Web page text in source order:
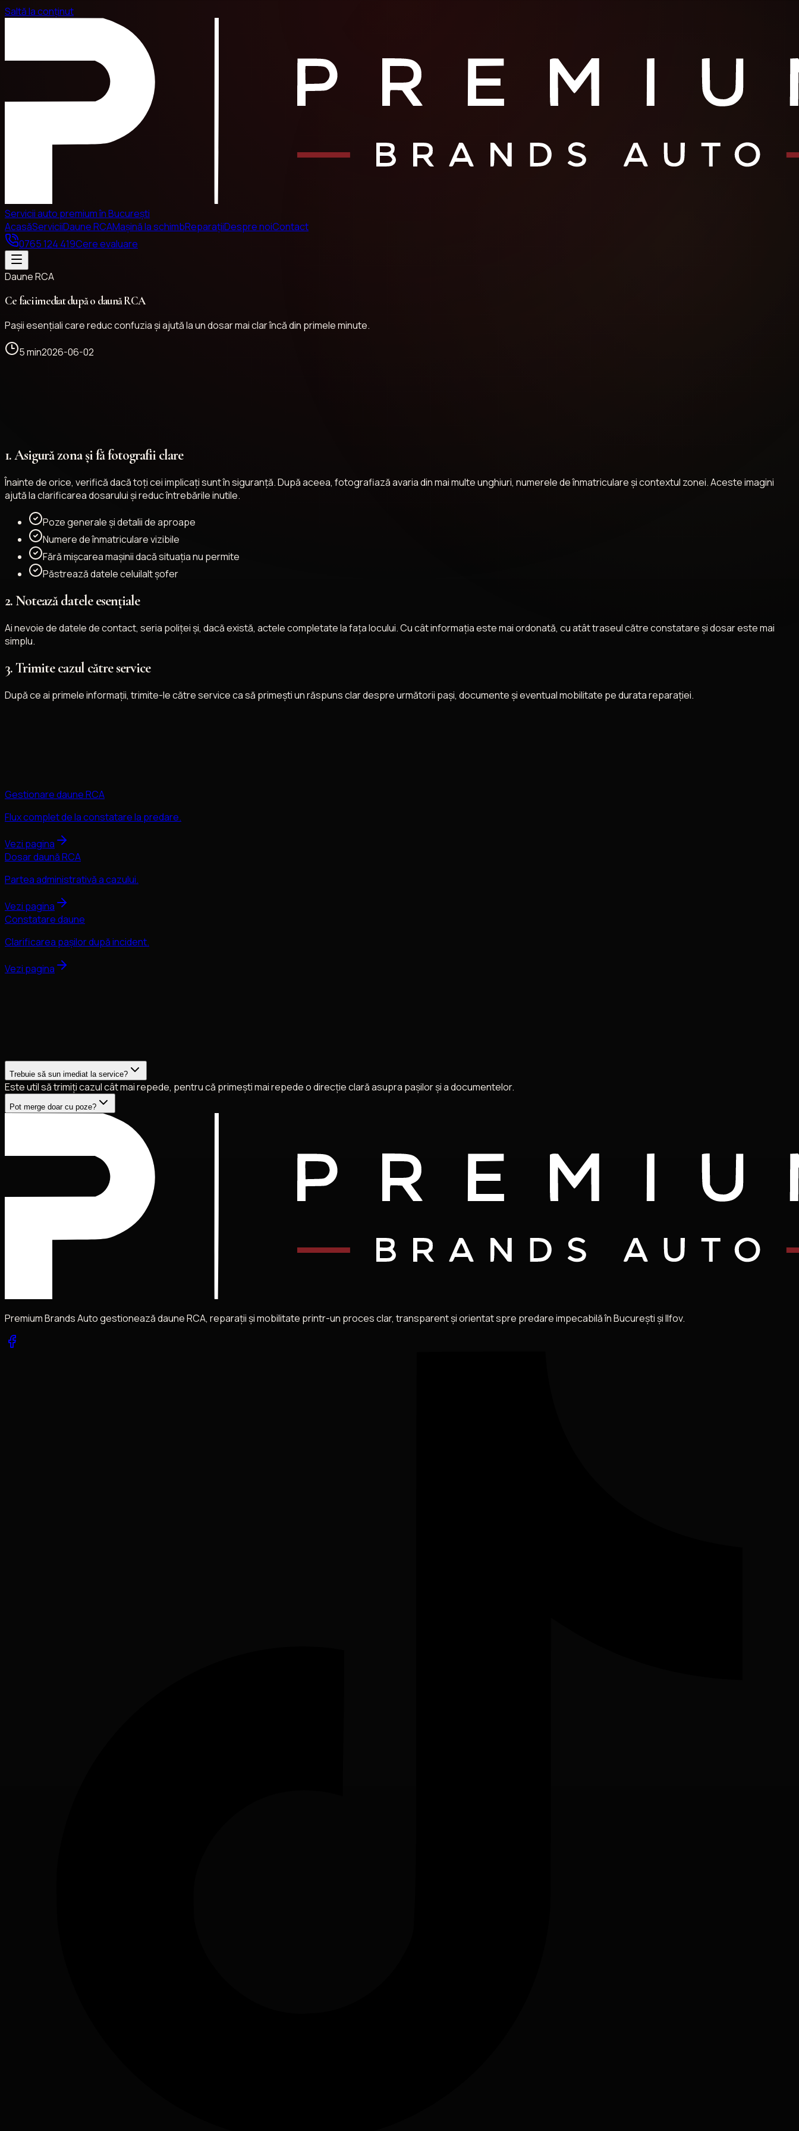
Saltă la conținut
Servicii auto premium în București
AcasăServiciiDaune RCAMașină la schimbReparațiiDespre noiContact
0765 124 419Cere evaluare
Daune RCA
Ce faci imediat după o daună RCA
Pașii esențiali care reduc confuzia și ajută la un dosar mai clar încă din primele minute.
5 min2026-06-02
1. Asigură zona și fă fotografii clare
Înainte de orice, verifică dacă toți cei implicați sunt în siguranță. După aceea, fotografiază avaria din mai multe unghiuri, numerele de înmatriculare și contextul zonei. Aceste imagini
ajută la clarificarea dosarului și reduc întrebările inutile.
Poze generale și detalii de aproape
Numere de înmatriculare vizibile
Fără mișcarea mașinii dacă situația nu permite
Păstrează datele celuilalt șofer
2. Notează datele esențiale
Ai nevoie de datele de contact, seria poliței și, dacă există, actele completate la fața locului. Cu cât informația este mai ordonată, cu atât traseul către constatare și dosar este mai
simplu.
3. Trimite cazul către service
După ce ai primele informații, trimite-le către service ca să primești un răspuns clar despre următorii pași, documente și eventual mobilitate pe durata reparației.
Gestionare daune RCA
Flux complet de la constatare la predare.
Vezi pagina
Dosar daună RCA
Partea administrativă a cazului.
Vezi pagina
Constatare daune
Clarificarea pașilor după incident.
Vezi pagina
Trebuie să sun imediat la service?
Este util să trimiți cazul cât mai repede, pentru că primești mai repede o direcție clară asupra pașilor și a documentelor.
Pot merge doar cu poze?
Premium Brands Auto gestionează daune RCA, reparații și mobilitate printr-un proces clar, transparent și orientat spre predare impecabilă în București și Ilfov.